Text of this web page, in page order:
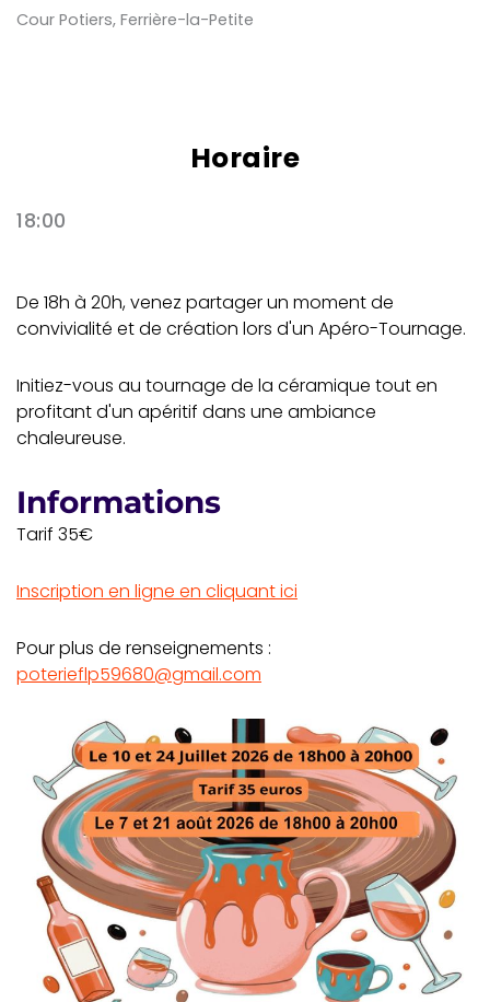
Cour Potiers, Ferrière-la-Petite
Horaire
18:00
De 18h à 20h, venez partager un moment de
convivialité et de création lors d'un Apéro-Tournage.
Initiez-vous au tournage de la céramique tout en
profitant d'un apéritif dans une ambiance
chaleureuse.
Informations
Tarif 35€
Inscription en ligne en cliquant ici
Pour plus de renseignements :
poterieflp59680@gmail.com